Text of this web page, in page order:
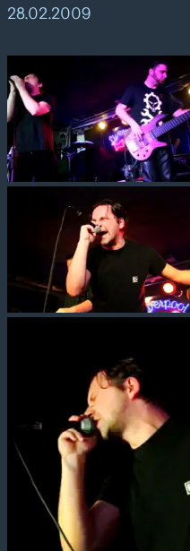
28.02.2009